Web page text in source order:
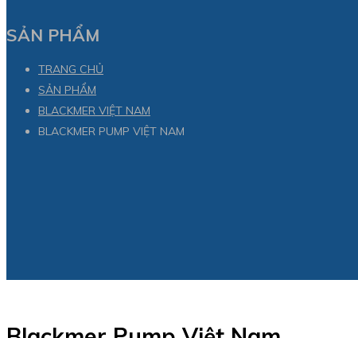
SẢN PHẨM
TRANG CHỦ
SẢN PHẨM
BLACKMER VIỆT NAM
BLACKMER PUMP VIỆT NAM